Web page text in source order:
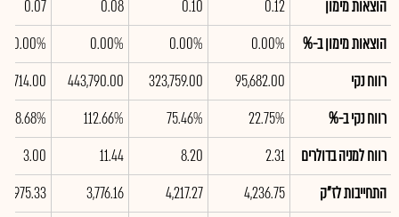
הוצאות מימון
0.12
0.10
0.08
0.07
הוצאות מימון ב-%
0.00%
0.00%
0.00%
0.00%
רווח נקי
95,682.00
323,759.00
443,790.00
רווח נקי ב-%
22.75%
75.46%
112.66%
28.68%
רווח למניה בדולרים
2.31
8.20
11.44
3.00
התחייבות לז"ק
4,236.75
4,217.27
3,776.16
3,975.33